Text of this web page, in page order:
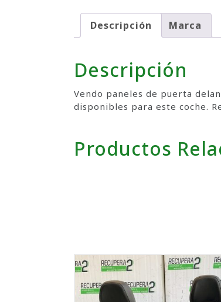
Descripción Marca
Descripción
Vendo paneles de puerta
disponibles para este coche.
Productos